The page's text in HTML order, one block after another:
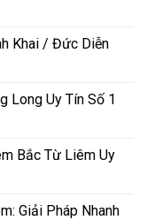
Khai / Đức Diễn
Long Uy Tín Số 1
Bắc Từ Liêm Uy
Giải Pháp Nhanh